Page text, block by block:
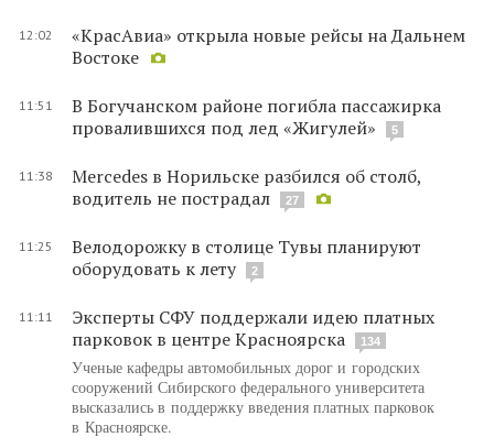
12:02
«КрасАвиа» открыла новые рейсы на Дальнем
Востоке
11:51
В Богучанском районе погибла пассажирка
провалившихся под лед «Жигулей»
5
11:38
Mercedes в Норильске разбился об столб,
водитель не пострадал
27
11:25
Велодорожку в столице Тувы планируют
оборудовать к лету
2
11:11
Эксперты СФУ поддержали идею платных
парковок в центре Красноярска
134
Ученые кафедры автомобильных дорог и городских
сооружений Сибирского федерального университета
высказались в поддержку введения платных парковок
в Красноярске.